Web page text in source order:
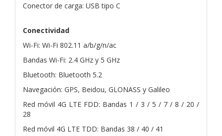
Conector de carga: USB tipo C
Conectividad
Wi-Fi: Wi-Fi 802.11 a/b/g/n/ac
Bandas Wi-Fi: 2.4 GHz y 5 GHz
Bluetooth: Bluetooth 5.2
Navegación: GPS, Beidou, GLONASS y Galileo
Red móvil 4G LTE FDD: Bandas 1 / 3 / 5 / 7 / 8 / 20 /
28
Red móvil 4G LTE TDD: Bandas 38 / 40 / 41